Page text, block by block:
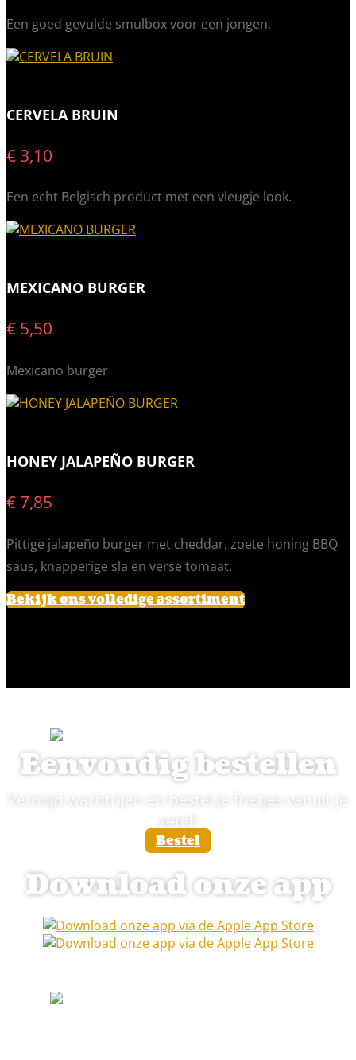
Een goed gevulde smulbox voor een jongen.
CERVELA BRUIN
€ 3,10
Een echt Belgisch product met een vleugje look.
MEXICANO BURGER
€ 5,50
Mexicano burger
HONEY JALAPEÑO BURGER
€ 7,85
Pittige jalapeño burger met cheddar, zoete honing BBQ
saus, knapperige sla en verse tomaat.
Bekijk ons volledige assortiment
Eenvoudig bestellen
Vermijd wachtrijen en bestel je frietjes vanuit je
zetel!
Bestel
Download onze app